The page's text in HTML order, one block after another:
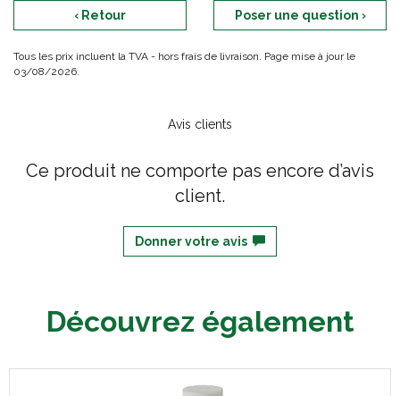
‹ Retour Poser une question ›
Tous les prix incluent la TVA - hors frais de livraison. Page mise à jour le
03/08/2026.
Avis clients
Ce produit ne comporte pas encore d’avis
client.
Donner votre avis
Découvrez également